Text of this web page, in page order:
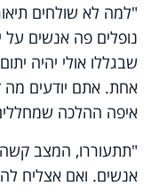
"למה לא שולחים
נופלים פה אנשים
שבגללו אולי יהיה
אחת. אתם יודעים מה
איפה ההלכה
"תתעוררו, המצב
אנשים. ואם אצליח